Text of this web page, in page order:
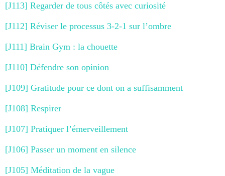
[J113] Regarder de tous côtés avec curiosité
[J112] Réviser le processus 3-2-1 sur l’ombre
[J111] Brain Gym : la chouette
[J110] Défendre son opinion
[J109] Gratitude pour ce dont on a suffisamment
[J108] Respirer
[J107] Pratiquer l’émerveillement
[J106] Passer un moment en silence
[J105] Méditation de la vague